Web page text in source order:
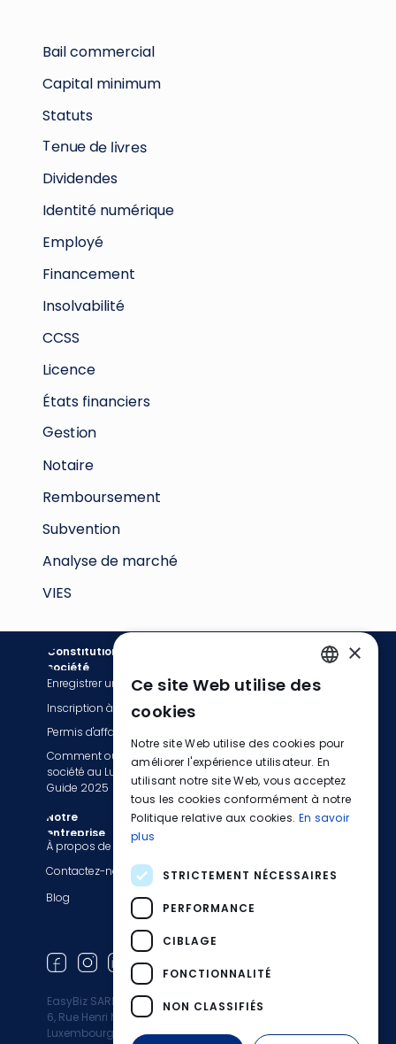
Tenue de livres
Dividendes
Identité numérique
Statuts
Financement
Capital minimum
Bail commercial
Licence
États financiers
CCSS
Insolvabilité
VIES
Analyse de marché
Subvention
Remboursement
Notaire
Gestion
Employé
Liste des activités
Constitution de
société
Notre
entreprise
Passez à EasyBiz
Services de facturation
Déclaration fiscale et TVA
Services de paie
Blog
Contactez-nous
À propos de nous
Enregistrer une société
Inscription à la TVA
Permis d'affaires
Comment ouvrir une
société au Luxembourg :
Guide 2025
EasyBiz SARL
6, Rue Henri M. Schnadt 2530
Luxembourg
ENGLISH
GERMAN
×
Ce site Web utilise des
cookies
Notre site Web utilise des cookies pour
améliorer l'expérience utilisateur. En
utilisant notre site Web, vous acceptez
tous les cookies conformément à notre
Politique relative aux cookies. En savoir
plus
STRICTEMENT NÉCESSAIRES
PERFORMANCE
CIBLAGE
FONCTIONNALITÉ
NON CLASSIFIÉS